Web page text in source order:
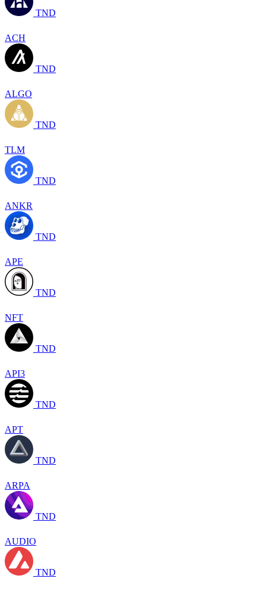
TND
ACH
TND
ALGO
TND
TLM
TND
ANKR
TND
APE
TND
NFT
TND
API3
TND
APT
TND
ARPA
TND
AUDIO
TND